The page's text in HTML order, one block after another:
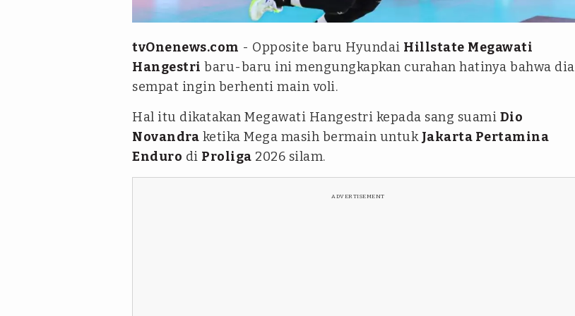
Instagram @megawatihangestrip
tvOnenews.com - Opposite baru Hyundai Hillstate Megawati
Hangestri baru-baru ini mengungkapkan curahan hatinya bahwa dia
sempat ingin berhenti main voli.
Hal itu dikatakan Megawati Hangestri kepada sang suami Dio
Novandra ketika Mega masih bermain untuk Jakarta Pertamina
Enduro di Proliga 2026 silam.
ADVERTISEMENT